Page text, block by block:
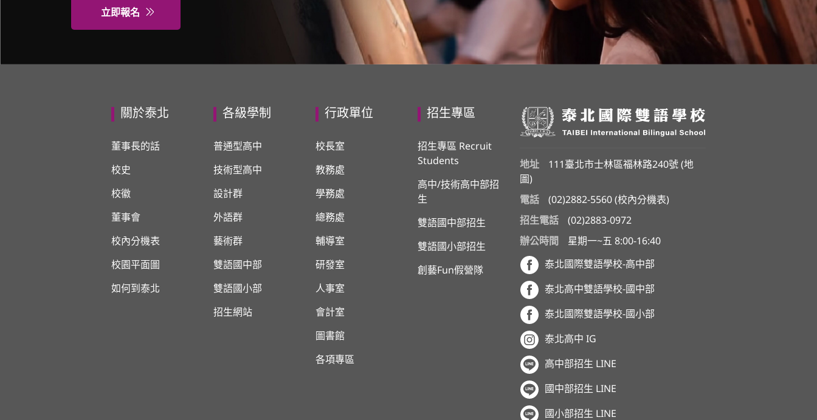
立即報名
關於泰北
董事長的話
校史
校徽
董事會
校內分機表
校園平面圖
如何到泰北
各級學制
普通型高中
技術型高中
設計群
外語群
藝術群
雙語國中部
雙語國小部
招生網站
行政單位
校長室
教務處
學務處
總務處
輔導室
研發室
人事室
會計室
圖書館
各項專區
招生專區
招生專區 Recruit
Students
高中/技術高中部招
生
雙語國中部招生
雙語國小部招生
創藝Fun假營隊
地址 111臺北市士林區福林路240號 (地
圖 )
電話
(02)2882-5560 (校內分機表)
招生電話
(02)2883-0972
辦公時間
星期一~五 8:00-16:40
泰北國際雙語學校-高中部
泰北高中雙語學校-國中部
泰北國際雙語學校-國小部
泰北高中 IG
高中部招生 LINE
國中部招生 LINE
國小部招生 LINE